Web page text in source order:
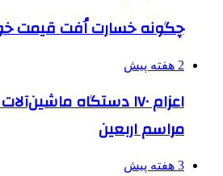
چگونه خسارت اُفت قیمت
2 هفته پیش
اعزام ۱۷۰ دستگاه
مراسم اربعین
3 هفته پیش